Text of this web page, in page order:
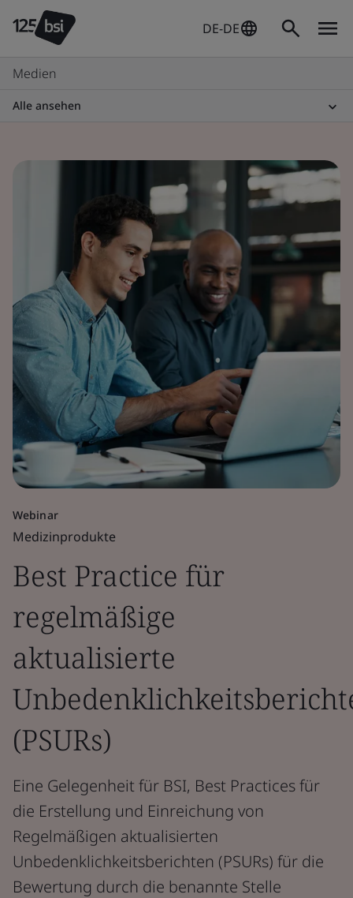
DE-DE
Medien
Alle ansehen
Webinar
Medizinprodukte
Best Practice für
regelmäßige
aktualisierte
(PSURs)
Eine Gelegenheit für BSI, Best Practices für
die Erstellung und Einreichung von
Regelmäßigen aktualisierten
Unbedenklichkeitsberichten (PSURs) für die
Bewertung durch die benannte Stelle